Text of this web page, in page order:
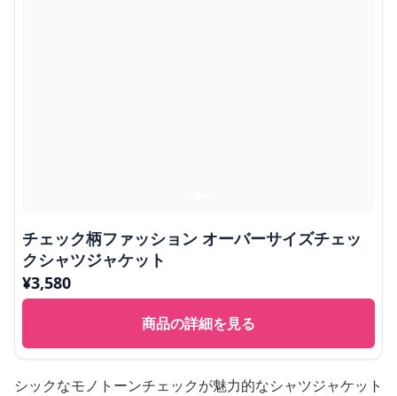
チェック柄ファッション オーバーサイズチェッ
クシャツジャケット
¥3,580
商品の詳細を見る
シックなモノトーンチェックが魅力的なシャツジャケット